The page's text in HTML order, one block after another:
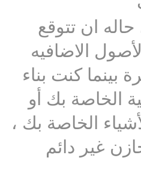
ان تتوقع
الاضافيه
بينما كنت بناء
الخاصة بك أو
الخاصة بك ،
غير دائم